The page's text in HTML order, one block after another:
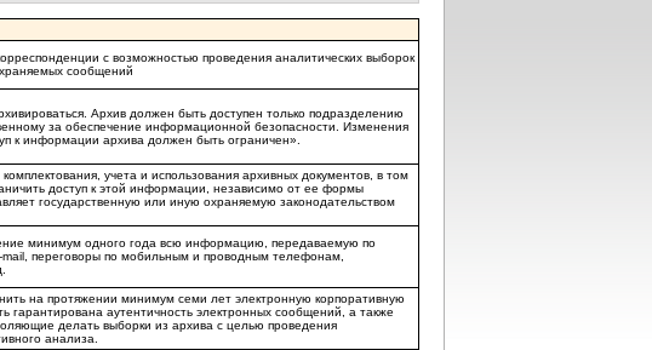
с возможностью проведения аналитических выборок
сообщений
Архив должен быть доступен только подразделению
за обеспечение информационной безопасности. Изменения
к информации архива должен быть ограничен».
учета и использования архивных документов, в том
доступ к этой информации, независимо от ее формы
государственную или иную охраняемую законодательством
минимум одного года всю информацию, передаваемую по
mail, переговоры по мобильным и проводным телефонам,
на протяжении минимум семи лет электронную корпоративную
гарантирована аутентичность электронных сообщений, а также
делать выборки из архива с целью проведения
анализа.